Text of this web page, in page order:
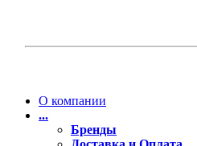
О компании
...
Бренды